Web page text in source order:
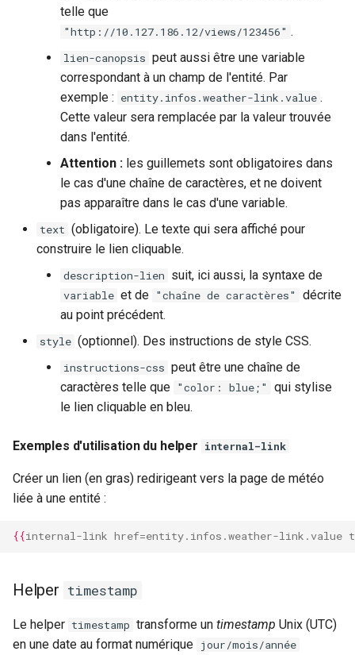
telle que
"http://10.127.186.12/views/123456" .
lien-canopsis peut aussi être une variable
correspondant à un champ de l'entité. Par
exemple : entity.infos.weather-link.value .
Cette valeur sera remplacée par la valeur trouvée
dans l'entité.
Attention : les guillemets sont obligatoires dans
le cas d'une chaîne de caractères, et ne doivent
pas apparaître dans le cas d'une variable.
text (obligatoire). Le texte qui sera affiché pour
construire le lien cliquable.
description-lien suit, ici aussi, la syntaxe de
variable et de "chaîne de caractères"
décrite
au point précédent.
style (optionnel). Des instructions de style CSS.
instructions-css peut être une chaîne de
caractères telle que "color: blue;"
qui stylise
le lien cliquable en bleu.
Exemples d'utilisation du helper internal-link
Créer un lien (en gras) redirigeant vers la page de météo
liée à une entité :
{{internal-link href=entity.infos.weather-link.value
Helper timestamp
Le helper timestamp transforme un timestamp Unix (UTC)
en une date au format numérique jour/mois/année